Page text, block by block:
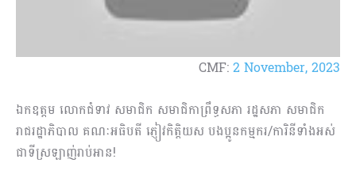
CMF:2 November, 2023
ឯកឧត្តម លោកជំទាវ សមាជិក សមាជិកាព្រឹទ្ធសភា រដ្ឋសភា សមាជិក
រាជរដ្ឋាភិបាល គណៈអធិបតី ភ្ញៀវកិត្តិយស បងប្អូនកម្មករ/ការិនីទាំងអស់​
ជាទីស្រឡាញ់រាប់អាន!